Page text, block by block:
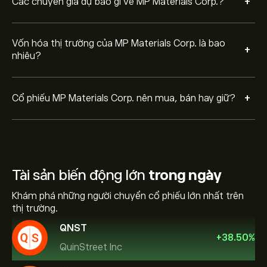
Vốn hóa thị trường của MP Materials Corp. là bao
nhiêu?
+
Cổ phiếu MP Materials Corp. nên mua, bán hay giữ? +
Tài sản biến động lớn trong ngày
Khám phá những người chuyển cổ phiếu lớn nhất trên
thị trường.
QNST
QuinStreet Inc
+38.50%